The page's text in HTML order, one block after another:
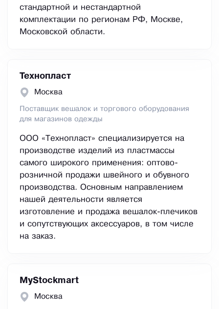
стандартной и нестандартной
комплектации по регионам РФ, Москве,
Московской области.
Технопласт
Москва
Поставщик вешалок и торгового оборудования
для магазинов одежды
ООО «Технопласт» специализируется на
производстве изделий из пластмассы
самого широкого применения: оптово-
розничной продажи швейного и обувного
производства. Основным направлением
нашей деятельности является
изготовление и продажа вешалок-плечиков
и сопутствующих аксессуаров, в том числе
на заказ.
MyStockmart
Москва